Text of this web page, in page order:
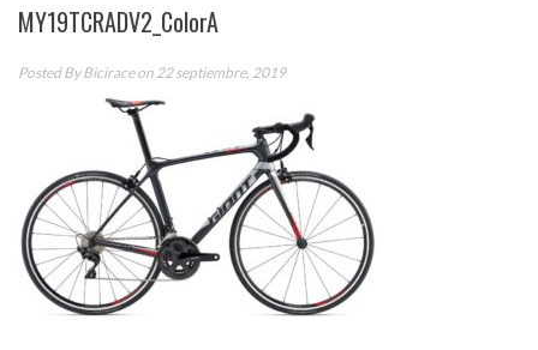
MY19TCRADV2_ColorA
Posted ByBiciraceon 22 septiembre, 2019